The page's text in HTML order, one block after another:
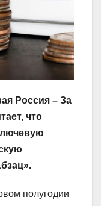
Россия – За
что
полугодии